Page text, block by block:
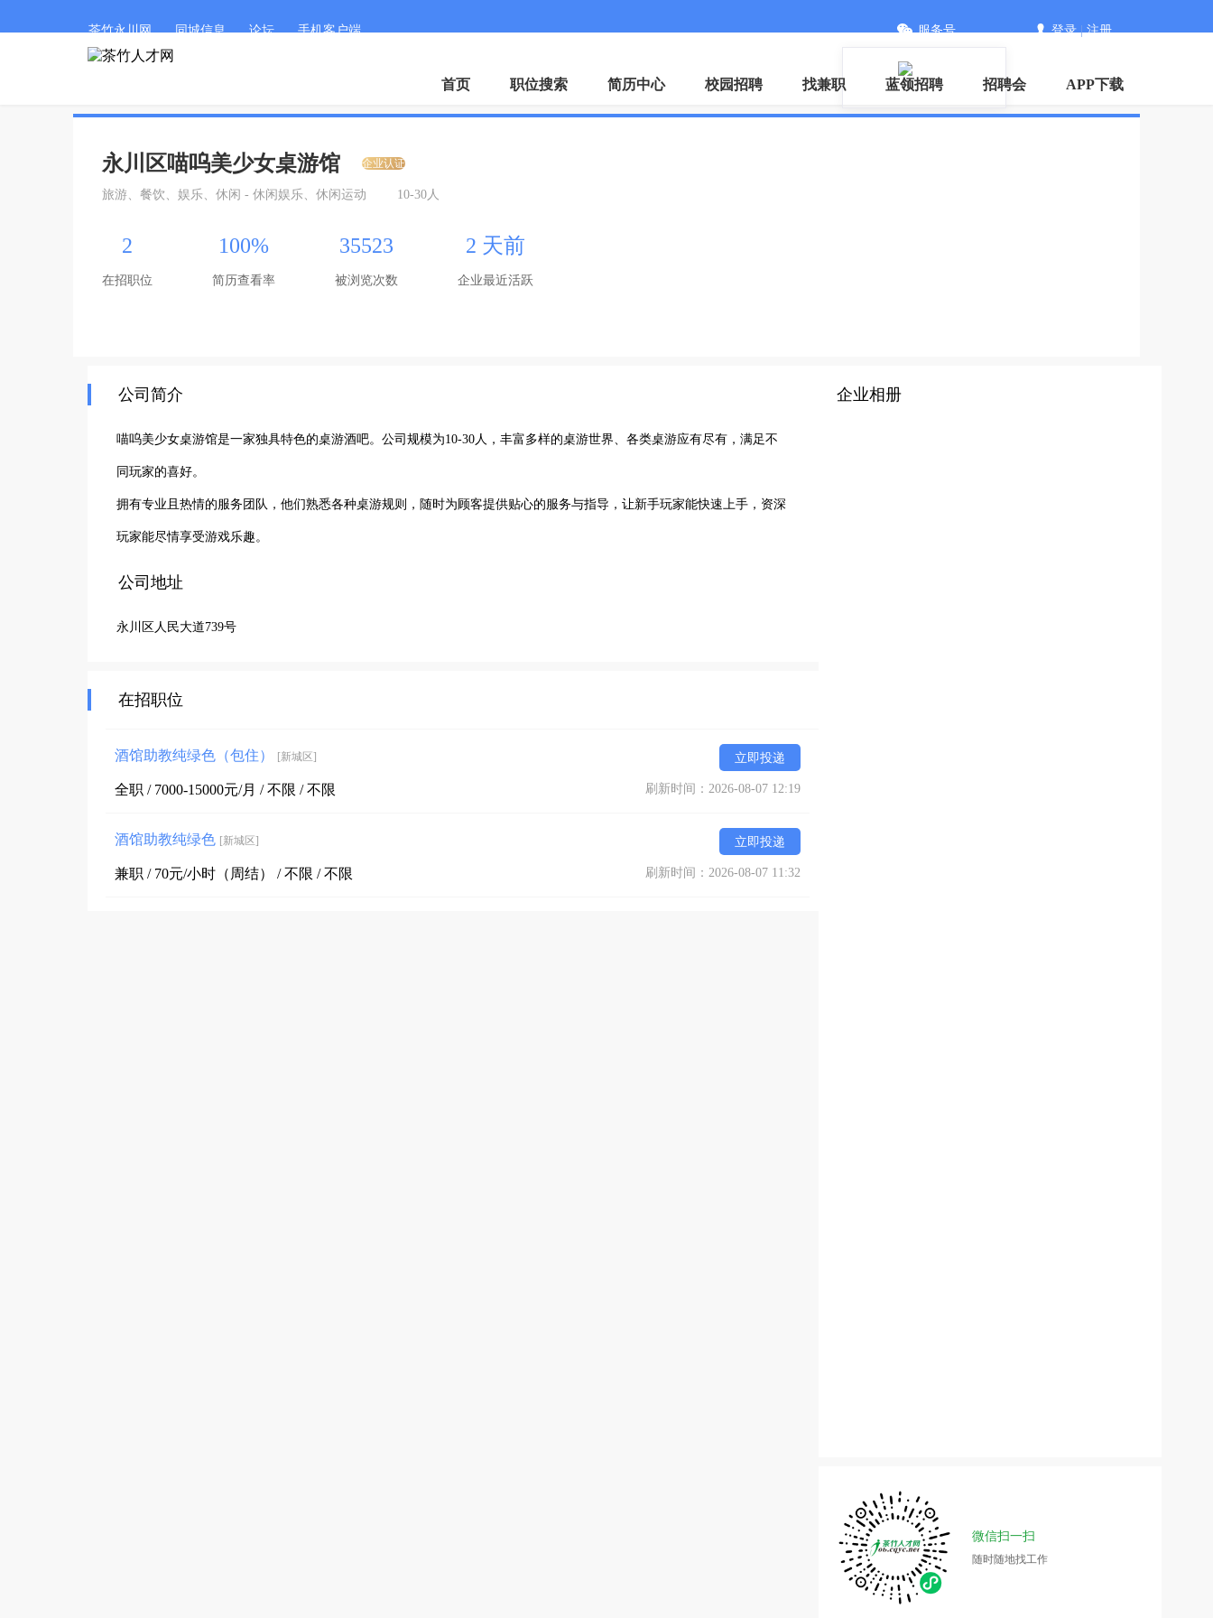
茶竹永川网 同城信息 论坛 手机客户端
微信
服务号 登录|注册
首页 职位搜索 简历中心 校园招聘 找兼职 蓝领招聘 招聘会 APP下载
永川区喵呜美少女桌游馆 企业认证
旅游、餐饮、娱乐、休闲 - 休闲娱乐、休闲运动 10-30人
2
在招职位
100%
简历查看率
35523
被浏览次数
2 天前
企业最近活跃
公司简介
喵呜美少女桌游馆是一家独具特色的桌游酒吧。公司规模为10-30人，丰富多样的桌游世界、各类桌游应有尽有，满足不
同玩家的喜好。
拥有专业且热情的服务团队，他们熟悉各种桌游规则，随时为顾客提供贴心的服务与指导，让新手玩家能快速上手，资深
玩家能尽情享受游戏乐趣。
公司地址
永川区人民大道739号
在招职位
酒馆助教纯绿色（包住） [新城区] 立即投递
全职 / 7000-15000元/月 / 不限 / 不限 刷新时间：2026-08-07 12:19
酒馆助教纯绿色 [新城区] 立即投递
兼职 / 70元/小时（周结） / 不限 / 不限 刷新时间：2026-08-07 11:32
企业相册
微信扫一扫
随时随地找工作